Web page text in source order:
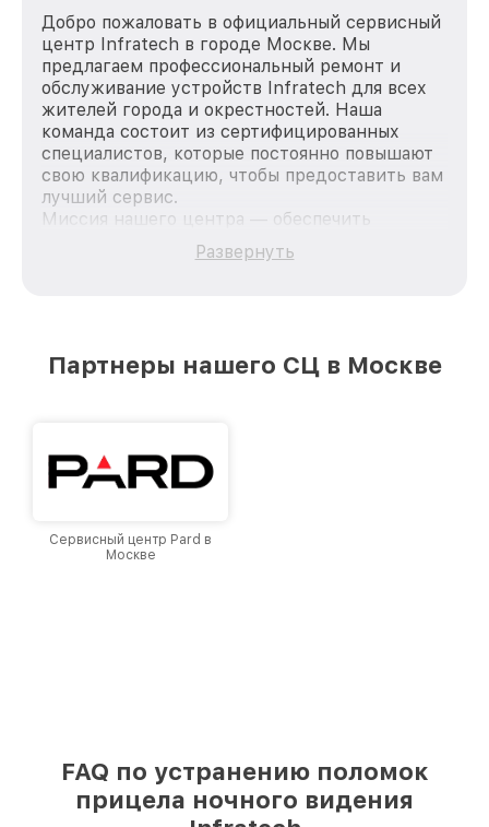
Добро пожаловать в официальный сервисный
центр Infratech в городе Москве. Мы
предлагаем профессиональный ремонт и
обслуживание устройств Infratech для всех
жителей города и окрестностей. Наша
команда состоит из сертифицированных
специалистов, которые постоянно повышают
свою квалификацию, чтобы предоставить вам
лучший сервис.
Миссия нашего центра — обеспечить
качественный и доступный ремонт для
каждого пользователя продукции Infratech,
лучшим сервисным центром Infratech в
Развернуть
Партнеры нашего СЦ в Москве
Сервисный центр Pard в
Москве
FAQ по устранению поломок
прицела ночного видения